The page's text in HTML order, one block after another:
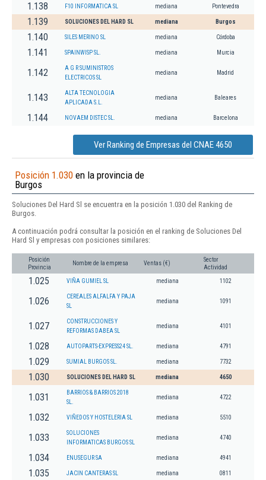
1.138 F10 INFORMATICA SL mediana Pontevedra
1.139 SOLUCIONES DEL HARD SL mediana Burgos
1.140 SILES MERINO SL mediana Córdoba
1.141 SPAINWISP SL. mediana Murcia
1.142
A G R SUMINISTROS
ELECTRICOS SL
mediana Madrid
1.143
ALTA TECNOLOGIA
APLICADA S.L.
mediana Baleares
1.144 NOVAEM DISTEC SL. mediana Barcelona
Ver Ranking de Empresas del CNAE 4650
Posición 1.030 en la provincia de
Burgos
Soluciones Del Hard Sl se encuentra en la posición 1.030 del Ranking de
Burgos.
A continuación podrá consultar la posición en el ranking de Soluciones Del
Hard Sl y empresas con posiciones similares:
Posición
Provincia
Nombre de la empresa Ventas (€)
Sector
Actividad
1.025 VIÑA GUMIEL SL mediana 1102
1.026
CEREALES ALFALFA Y PAJA
SL
mediana 1091
1.027
CONSTRUCCIONES Y
REFORMAS DABEA SL
mediana 4101
1.028 AUTOPARTS-EXPRESS24 SL. mediana 4791
1.029 SUMIAL BURGOS SL. mediana 7732
1.030 SOLUCIONES DEL HARD SL mediana 4650
1.031
BARRIOS & BARRIOS 2018
SL.
mediana 4722
1.032 VIÑEDOS Y HOSTELERIA SL mediana 5510
1.033
SOLUCIONES
INFORMATICAS BURGOS SL
mediana 4740
1.034 ENUSEGUR SA mediana 4941
1.035 JACIN CANTERAS SL mediana 0811